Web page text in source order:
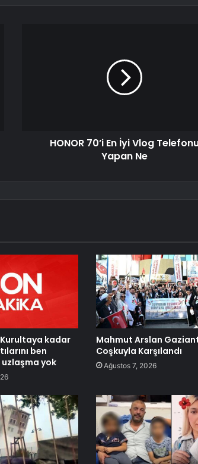
HONOR 70’i En İyi Vlog
Yapan Ne
kadar
ben
yok
Mahmut Arslan
Coşkuyla Karşılandı
Ağustos 7, 2026